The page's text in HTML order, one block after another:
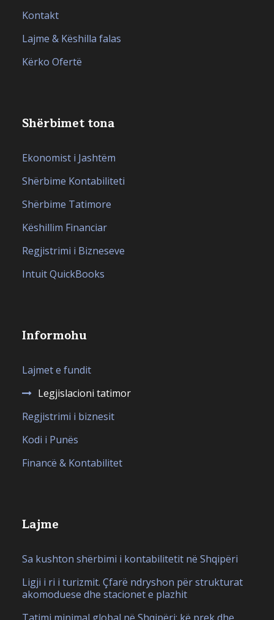
Kontakt
Lajme & Këshilla falas
Kërko Ofertë
Shërbimet tona
Ekonomist i Jashtëm
Shërbime Kontabiliteti
Shërbime Tatimore
Këshillim Financiar
Regjistrimi i Bizneseve
Intuit QuickBooks
Informohu
Lajmet e fundit
Legjislacioni tatimor
Regjistrimi i biznesit
Kodi i Punës
Financë & Kontabilitet
Lajme
Sa kushton shërbimi i kontabilitetit në Shqipëri
Ligji i ri i turizmit. Çfarë ndryshon për strukturat
akomoduese dhe stacionet e plazhit